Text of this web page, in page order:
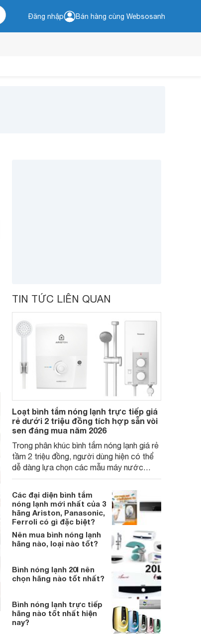
Đăng nhập Bán hàng cùng Websosanh
TIN TỨC LIÊN QUAN
Loạt bình tắm nóng lạnh trực tiếp giá
rẻ dưới 2 triệu đồng tích hợp sẵn vòi
sen đáng mua năm 2026
Trong phân khúc bình tắm nóng lạnh giá rẻ
tầm 2 triệu đồng, người dùng hiện có thể
dễ dàng lựa chọn các mẫu máy nước
nóng trực tiếp đến từ thương hiệu uy tín,
sở hữu khả năng làm nóng nhanh và trang
bị an toàn cơ bản, đáp ứng tốt nhu cầu sử
dụng nước nóng hằng ngày của gia đình.
Các đại diện bình tắm
nóng lạnh mới nhất của 3
hãng Ariston, Panasonic,
Ferroli có gì đặc biệt?
Nên mua bình nóng lạnh
hãng nào, loại nào tốt?
Bình nóng lạnh 20l nên
chọn hãng nào tốt nhất?
Bình nóng lạnh trực tiếp
hãng nào tốt nhất hiện
nay?